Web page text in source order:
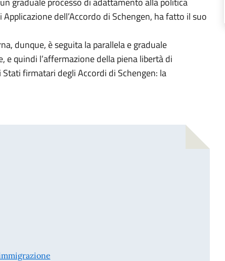
dell’Accordo di Schengen, ha fatto il suo
dunque, è seguita la parallela e graduale
quindi l’affermazione della piena libertà di
firmatari degli Accordi di Schengen: la